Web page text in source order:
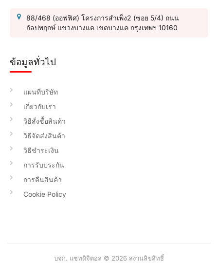
88/468 (ออฟฟิศ) โครงการสำเพ็ง2 (ซอย 5/4) ถนน
กัลปพฤกษ์ แขวงบางแค เขตบางแค กรุงเทพฯ 10160
ข้อมูลทั่วไป
แผนที่บริษัท
เกี่ยวกับเรา
วิธีสั่งซื้อสินค้า
วิธีจัดส่งสินค้า
วิธีชำระเงิน
การรับประกัน
การคืนสินค้า
Cookie Policy
บจก. แซทดิจิตอล © 2026 สงวนลิขสิทธิ์